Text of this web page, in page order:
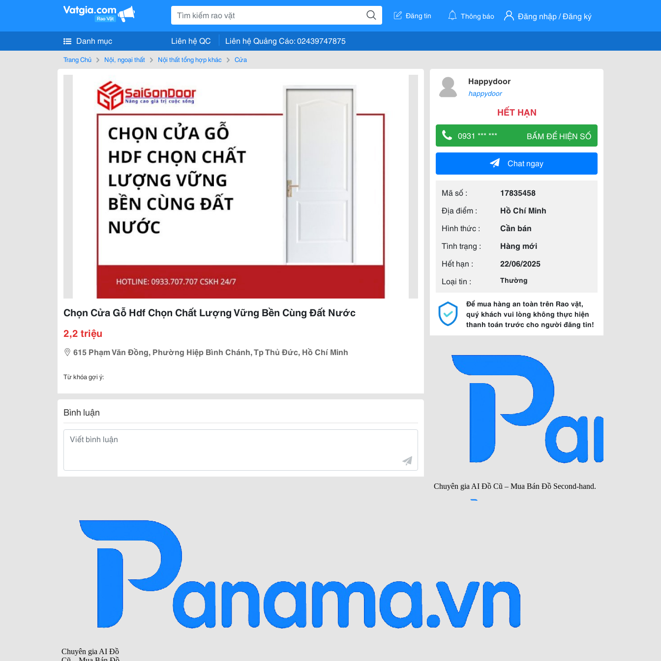
Đăng tin Thông báo Đăng nhập / Đăng ký
Danh mục Liên hệ QC Liên hệ Quảng Cáo: 02439747875
Trang Chủ Nội, ngoại thất Nội thất tổng hợp khác Cửa
Chọn Cửa Gỗ Hdf Chọn Chất Lượng Vững Bền Cùng Đất Nước
2,2 triệu
615 Phạm Văn Đồng, Phường Hiệp Bình Chánh, Tp Thủ Đức, Hồ Chí Minh
Từ khóa gợi ý:
Bình luận
Happydoor
happydoor
HẾT HẠN
0931 *** *** BẤM ĐỂ HIỆN SỐ
Chat ngay
Mã số :
17835458
Địa điểm :
Hồ Chí Minh
Hình thức :
Cần bán
Tình trạng :
Hàng mới
Hết hạn :
22/06/2025
Loại tin :
Thường
Để mua hàng an toàn trên Rao vặt,
quý khách vui lòng không thực hiện
thanh toán trước cho người đăng tin!